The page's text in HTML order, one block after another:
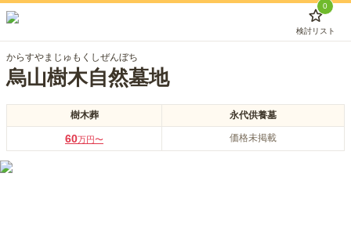
0
検討リスト
からすやまじゅもくしぜんぼち
烏山樹木自然墓地
樹木葬 永代供養墓
60万円〜 価格未掲載